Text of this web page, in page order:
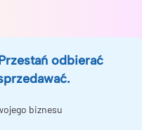
odbierać
biznesu